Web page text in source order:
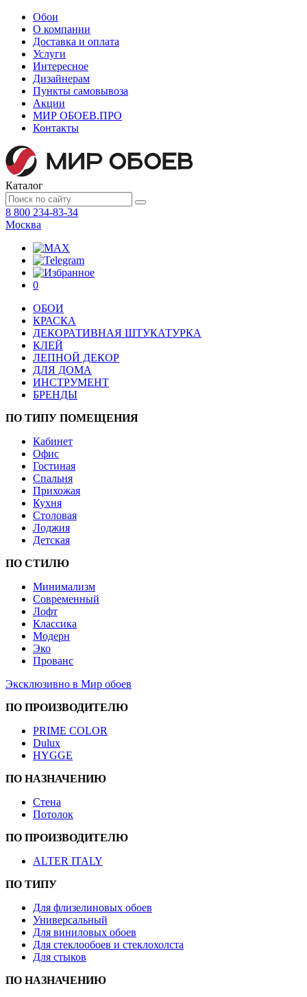
Обои
О компании
Доставка и оплата
Услуги
Интересное
Дизайнерам
Пункты самовывоза
Акции
МИР ОБОЕВ.ПРО
Контакты
Каталог
8 800 234-83-34
Москва
0
ОБОИ
КРАСКА
ДЕКОРАТИВНАЯ ШТУКАТУРКА
КЛЕЙ
ЛЕПНОЙ ДЕКОР
ДЛЯ ДОМА
ИНСТРУМЕНТ
БРЕНДЫ
ПО ТИПУ ПОМЕЩЕНИЯ
Кабинет
Офис
Гостиная
Спальня
Прихожая
Кухня
Столовая
Лоджия
Детская
ПО СТИЛЮ
Минимализм
Современный
Лофт
Классика
Модерн
Эко
Прованс
Эксклюзивно в Мир обоев
ПО ПРОИЗВОДИТЕЛЮ
PRIME COLOR
Dulux
HYGGE
ПО НАЗНАЧЕНИЮ
Стена
Потолок
ПО ПРОИЗВОДИТЕЛЮ
ALTER ITALY
ПО ТИПУ
Для флизелиновых обоев
Универсальный
Для виниловых обоев
Для стеклообоев и стеклохолста
Для стыков
ПО НАЗНАЧЕНИЮ